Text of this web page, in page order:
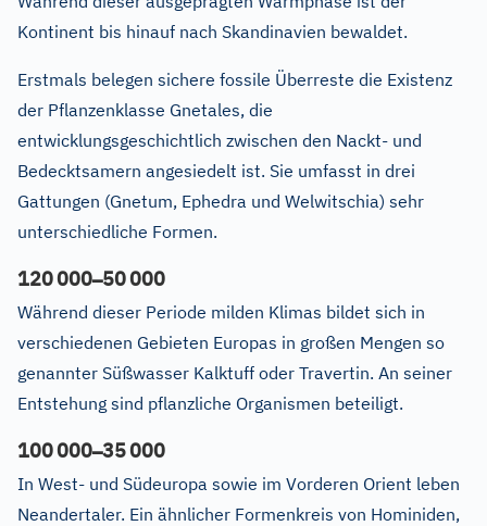
Kontinent bis hinauf nach Skandinavien bewaldet.
Erstmals belegen sichere fossile Überreste die Existenz
der Pflanzenklasse Gnetales, die
entwicklungsgeschichtlich zwischen den Nackt- und
Bedecktsamern angesiedelt ist. Sie umfasst in drei
Gattungen (Gnetum, Ephedra und Welwitschia) sehr
unterschiedliche Formen.
120000–50000
Während dieser Periode milden Klimas bildet sich in
verschiedenen Gebieten Europas in großen Mengen so
genannter Süßwasser Kalktuff oder Travertin. An seiner
Entstehung sind pflanzliche Organismen beteiligt.
100000–35000
In West- und Südeuropa sowie im Vorderen Orient leben
Neandertaler. Ein ähnlicher Formenkreis von Hominiden,